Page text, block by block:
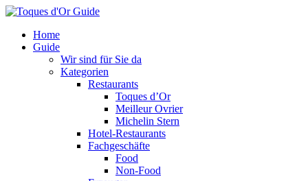
Home
Guide
Wir sind für Sie da
Kategorien
Restaurants
Toques d’Or
Meilleur Ovrier
Michelin Stern
Hotel-Restaurants
Fachgeschäfte
Food
Non-Food